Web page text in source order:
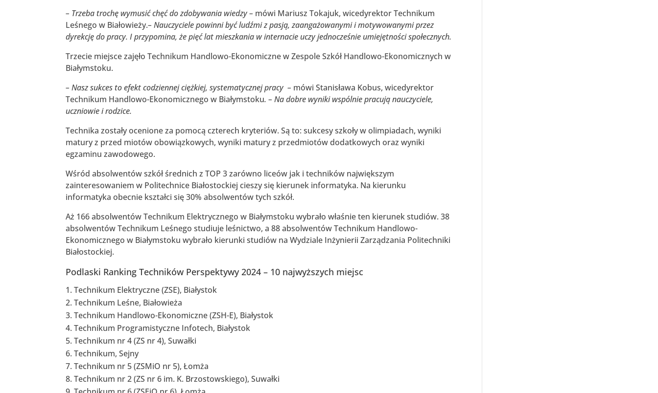
– Trzeba trochę wymusić chęć do zdobywania wiedzy – mówi Mariusz Tokajuk, wicedyrektor Technikum
Leśnego w Białowieży.– Nauczyciele powinni być ludźmi z pasją, zaangażowanymi i motywowanymi przez
dyrekcję do pracy. I przypomina, że pięć lat mieszkania w internacie uczy jednocześnie umiejętności społecznych.
Trzecie miejsce zajęło Technikum Handlowo-Ekonomiczne w Zespole Szkół Handlowo-Ekonomicznych w
Białymstoku.
– Nasz sukces to efekt codziennej ciężkiej, systematycznej pracy – mówi Stanisława Kobus, wicedyrektor
Technikum Handlowo-Ekonomicznego w Białymstoku. – Na dobre wyniki wspólnie pracują nauczyciele,
uczniowie i rodzice.
Technika zostały ocenione za pomocą czterech kryteriów. Są to: sukcesy szkoły w olimpiadach, wyniki
matury z przed miotów obowiązkowych, wyniki matury z przedmiotów dodatkowych oraz wyniki
egzaminu zawodowego.
Wśród absolwentów szkół średnich z TOP 3 zarówno liceów jak i techników największym
zainteresowaniem w Politechnice Białostockiej cieszy się kierunek informatyka. Na kierunku
informatyka obecnie kształci się 30% absolwentów tych szkół.
Aż 166 absolwentów Technikum Elektrycznego w Białymstoku wybrało właśnie ten kierunek studiów. 38
absolwentów Technikum Leśnego studiuje leśnictwo, a 88 absolwentów Technikum Handlowo-
Ekonomicznego w Białymstoku wybrało kierunki studiów na Wydziale Inżynierii Zarządzania Politechniki
Białostockiej.
Podlaski Ranking Techników Perspektywy 2024 – 10 najwyższych miejsc
Technikum Elektryczne (ZSE), Białystok
Technikum Leśne, Białowieża
Technikum Handlowo-Ekonomiczne (ZSH-E), Białystok
Technikum Programistyczne Infotech, Białystok
Technikum nr 4 (ZS nr 4), Suwałki
Technikum, Sejny
Technikum nr 5 (ZSMiO nr 5), Łomża
Technikum nr 2 (ZS nr 6 im. K. Brzostowskiego), Suwałki